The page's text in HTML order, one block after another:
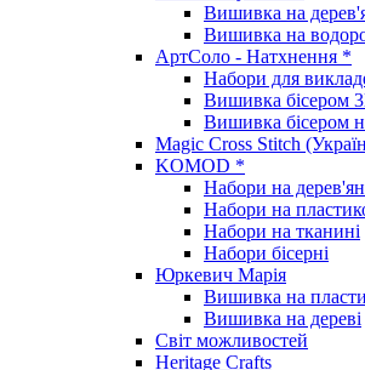
Вишивка на
Вишивка на
АртСоло - Натхнення *
Набори для
Вишивка бісером
Вишивка бісером
Magic Cross Stitch
KOMOD *
Набори на
Набори на
Набори на тканині
Набори бісерні
Юркевич Марія
Вишивка на
Вишивка на дереві
Світ можливостей
Heritage Crafts